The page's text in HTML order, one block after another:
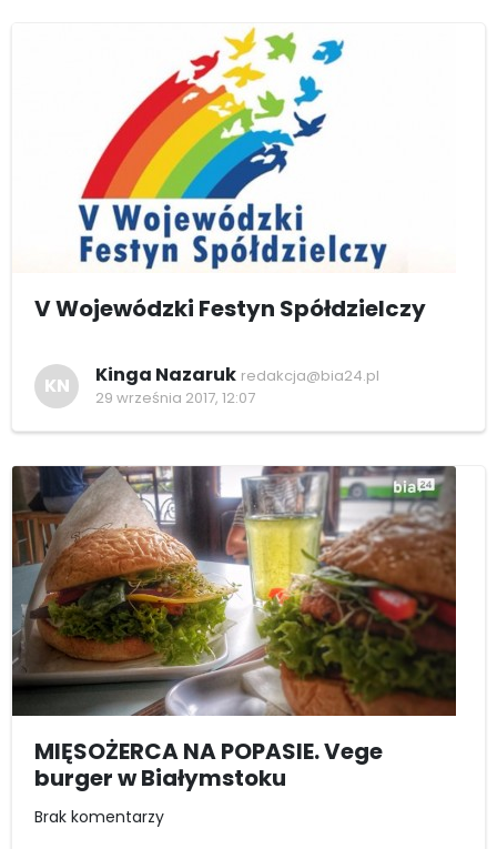
V Wojewódzki Festyn Spółdzielczy
KN Kinga Nazaruk redakcja@bia24.pl
29 września 2017, 12:07
MIĘSOŻERCA NA POPASIE. Vege
burger w Białymstoku
Brak komentarzy